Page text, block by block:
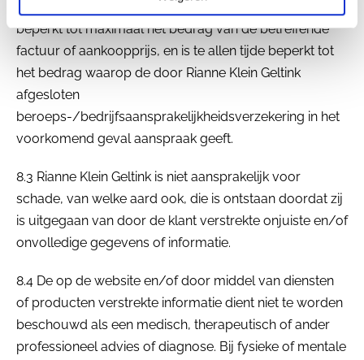
8.2 De aansprakelijkheid van Rianne Klein Geltink is
beperkt tot maximaal het bedrag van de betreffende
factuur of aankoopprijs, en is te allen tijde beperkt tot
het bedrag waarop de door Rianne Klein Geltink
afgesloten
beroeps-/bedrijfsaansprakelijkheidsverzekering in het
voorkomend geval aanspraak geeft.
8.3 Rianne Klein Geltink is niet aansprakelijk voor
schade, van welke aard ook, die is ontstaan doordat zij
is uitgegaan van door de klant verstrekte onjuiste en/of
onvolledige gegevens of informatie.
8.4 De op de website en/of door middel van diensten
of producten verstrekte informatie dient niet te worden
beschouwd als een medisch, therapeutisch of ander
professioneel advies of diagnose. Bij fysieke of mentale